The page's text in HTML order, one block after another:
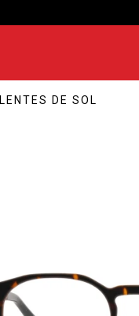
LENTES DE SOL